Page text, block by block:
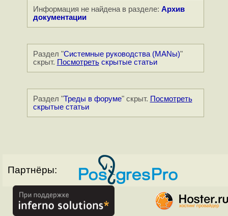
Информация не найдена в разделе: Архив
документации
Раздел "Системные руководства (MANы)"
скрыт. Посмотретьскрытые статьи
Раздел "Треды в форуме" скрыт. Посмотреть
скрытые статьи
Партнёры: